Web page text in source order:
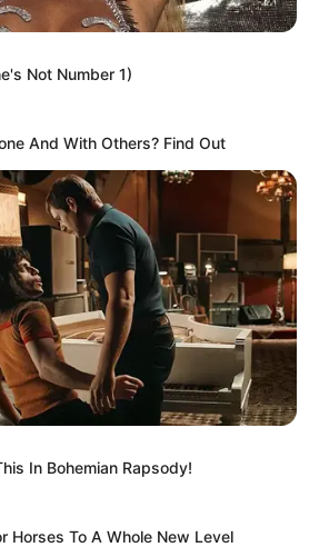
Not Number 1)
And With Others? Find Out
In Bohemian Rapsody!
Horses To A Whole New Level